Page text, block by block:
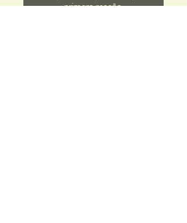
primera reseña.